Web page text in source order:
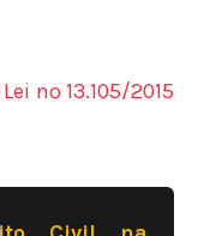
Lei nº 13.105/2015